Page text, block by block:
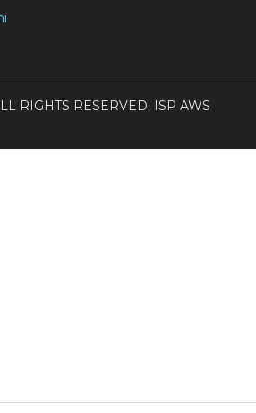
RIGHTS RESERVED. ISP AWS